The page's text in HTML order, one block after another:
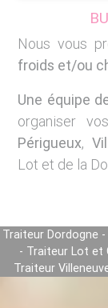
Nous vous
froids et/ou
Une équipe
organiser
Périgueux,
Lot et de la
Traiteur Dordogne
- Traiteur Lot et
Traiteur